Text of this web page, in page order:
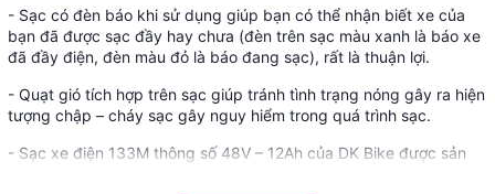
- Sạc có đèn báo khi sử dụng giúp bạn có thể nhận biết xe của
bạn đã được sạc đầy hay chưa (đèn trên sạc màu xanh là báo xe
đã đầy điện, đèn màu đỏ là báo đang sạc), rất là thuận lợi.
- Quạt gió tích hợp trên sạc giúp tránh tình trạng nóng gây ra hiện
tượng chập – cháy sạc gây nguy hiểm trong quá trình sạc.
- Sạc xe điện 133M thông số 48V – 12Ah của DK Bike được sản